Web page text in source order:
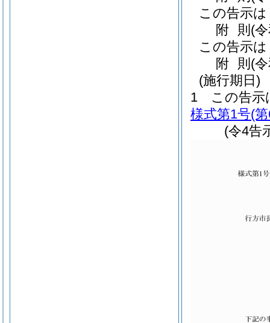
この告示
附 則 (
この告示
附 則 (
(施行期日)
1
この告示
様式第1号(
(令4告